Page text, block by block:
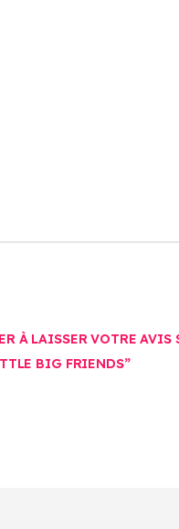
À LAISSER VOTRE AVIS
BIG FRIENDS”